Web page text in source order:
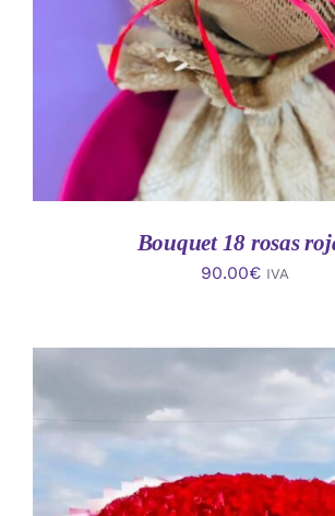
DETALLES
Bouquet 18 rosas
90.00€ IVA